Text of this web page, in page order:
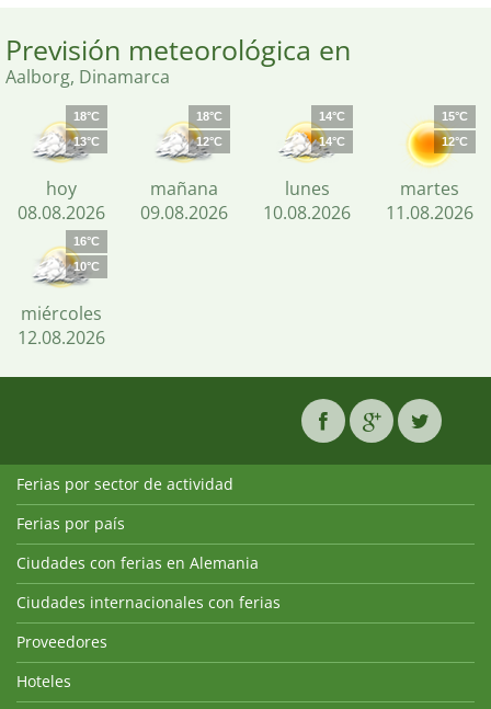
Previsión meteorológica en
Aalborg, Dinamarca
18°C
13°C
hoy
08.08.2026
18°C
12°C
mañana
09.08.2026
14°C
14°C
lunes
10.08.2026
15°C
12°C
martes
11.08.2026
16°C
10°C
miércoles
12.08.2026
Ferias por sector de actividad
Ferias por país
Ciudades con ferias en Alemania
Ciudades internacionales con ferias
Proveedores
Hoteles